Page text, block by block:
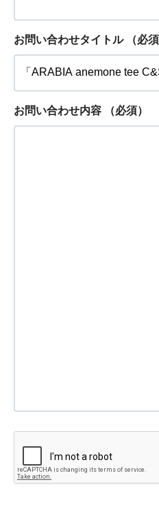
お問い合わせタイトル （必須
お問い合わせ内容 （必須）